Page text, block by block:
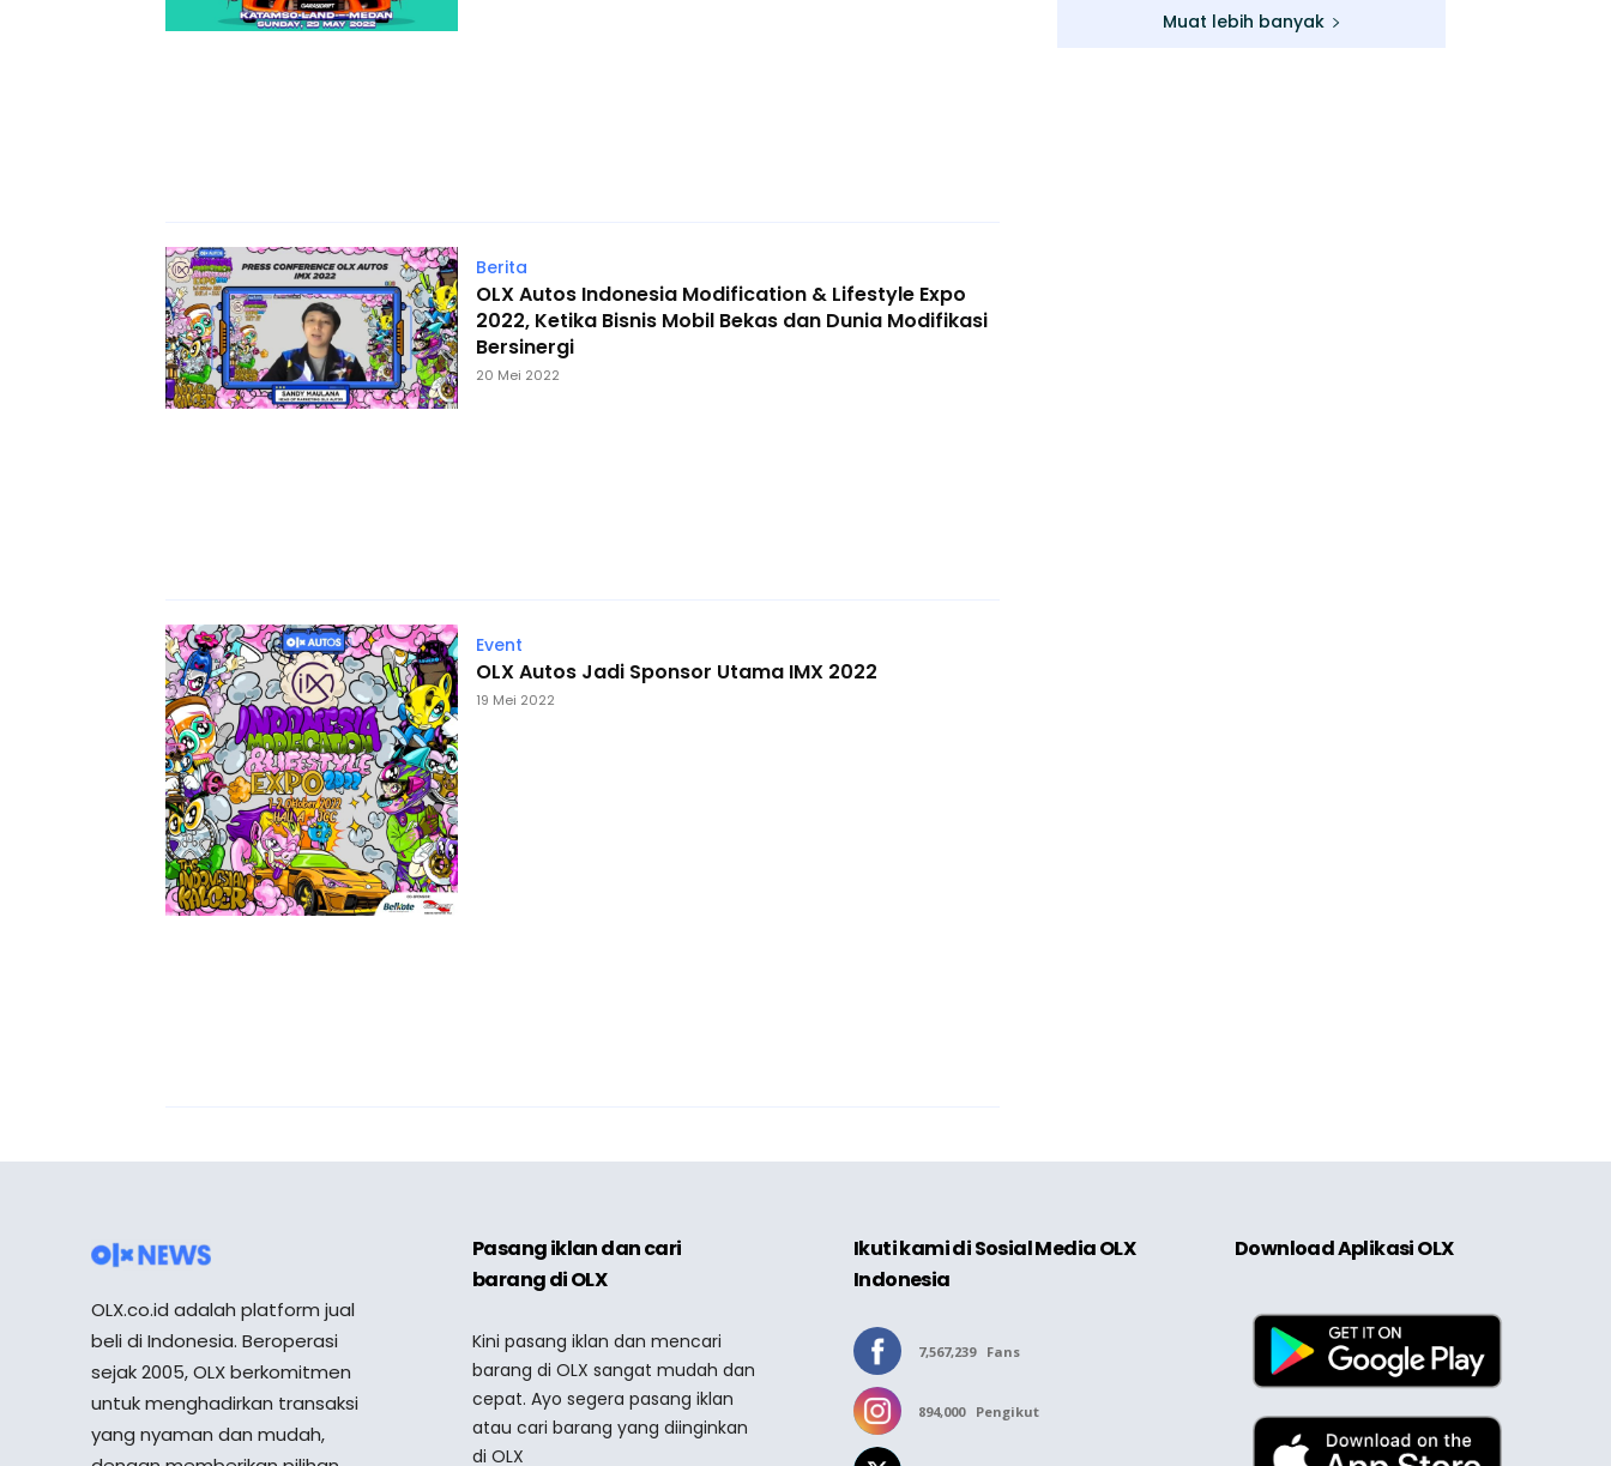
Berita
OLX Autos Indonesia Modification & Lifestyle Expo
2022, Ketika Bisnis Mobil Bekas dan Dunia Modifikasi
Bersinergi
20 Mei 2022
Event
OLX Autos Jadi Sponsor Utama IMX 2022
19 Mei 2022
Muat lebih banyak
OLX.co.id adalah platform jual
beli di Indonesia. Beroperasi
sejak 2005, OLX berkomitmen
untuk menghadirkan transaksi
yang nyaman dan mudah,
Pasang iklan dan cari
barang di OLX
Kini pasang iklan dan mencari
barang di OLX sangat mudah dan
cepat. Ayo segera pasang iklan
atau cari barang yang diinginkan
di OLX
Ikuti kami di Sosial Media OLX
Indonesia
7,567,239 Fans
894,000 Pengikut
Download Aplikasi OLX